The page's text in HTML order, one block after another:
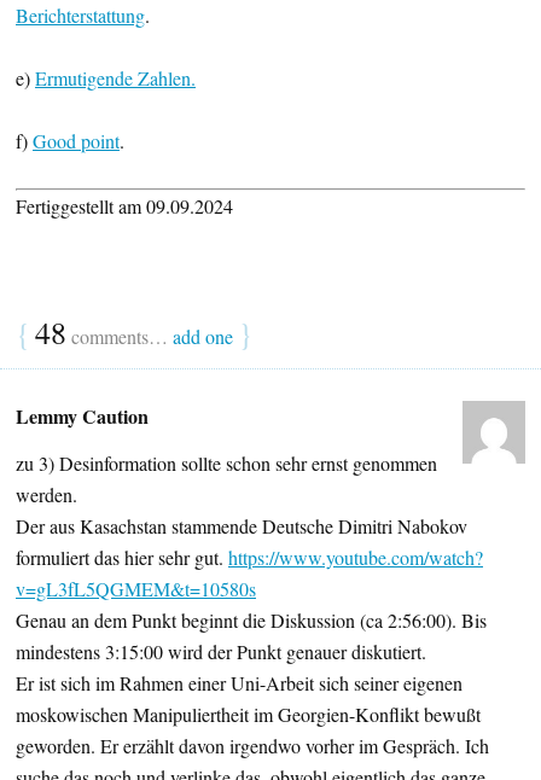
Berichterstattung.
e)Ermutigende Zahlen.
f)Good point.
Fertiggestellt am 09.09.2024
{ 48 comments… add one }
Lemmy Caution
zu 3) Desinformation sollte schon sehr ernst genommen
werden.
Der aus Kasachstan stammende Deutsche Dimitri Nabokov
formuliert das hier sehr gut. https://www.youtube.com/watch?
v=gL3fL5QGMEM&t=10580s
Genau an dem Punkt beginnt die Diskussion (ca 2:56:00). Bis
mindestens 3:15:00 wird der Punkt genauer diskutiert.
Er ist sich im Rahmen einer Uni-Arbeit sich seiner eigenen
moskowischen Manipuliertheit im Georgien-Konflikt bewußt
geworden. Er erzählt davon irgendwo vorher im Gespräch. Ich